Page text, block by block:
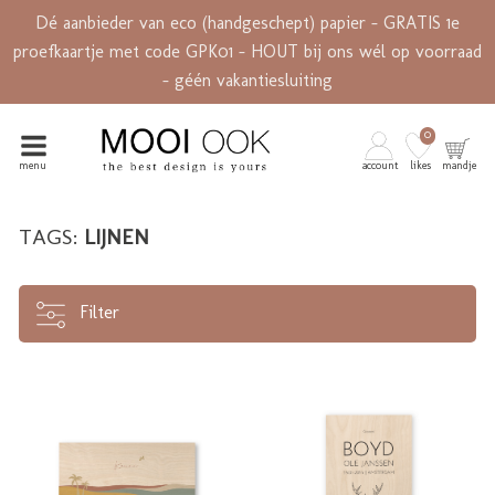
Dé aanbieder van eco (handgeschept) papier - GRATIS 1e
proefkaartje met code GPK01 - HOUT bij ons wél op voorraad
- géén vakantiesluiting
menu account likes
0
mandje
TAGS: LIJNEN
Filter